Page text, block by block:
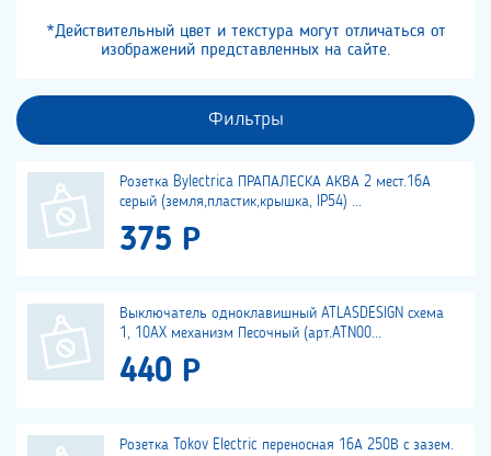
*Действительный цвет и текстура могут отличаться от
изображений представленных на сайте.
Фильтры
Розетка Bylectrica ПРАПАЛЕСКА АКВА 2 мест.16А
серый (земля,пластик,крышка, IP54) ...
375 Р
Выключатель одноклавишный ATLASDESIGN схема
1, 10AX механизм Песочный (арт.ATN00...
440 Р
Розетка Tokov Electric переносная 16А 250В с зазем.